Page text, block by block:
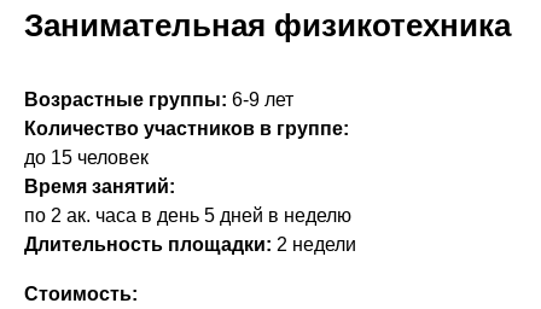
Занимательная физикотехника
Возрастные группы: 6-9 лет
Количество участников в группе:
до 15 человек
Время занятий:
по 2 ак. часа в день 5 дней в неделю
Длительность площадки: 2 недели
Стоимость: